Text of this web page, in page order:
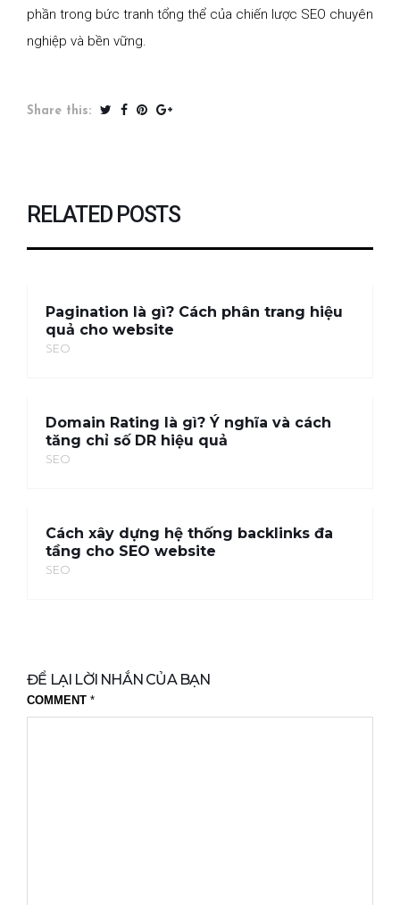
phần trong bức tranh tổng thể của chiến lược SEO chuyên
nghiệp và bền vững.
Share this:
RELATED POSTS
Pagination là gì? Cách phân trang hiệu
quả cho website
SEO
Domain Rating là gì? Ý nghĩa và cách
tăng chỉ số DR hiệu quả
SEO
Cách xây dựng hệ thống backlinks đa
tầng cho SEO website
SEO
ĐỂ LẠI LỜI NHẮN CỦA BẠN
COMMENT *